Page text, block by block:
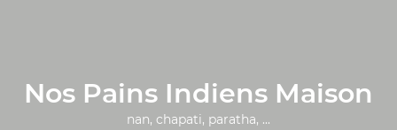
Nos Pains Indiens Maison
nan, chapati, paratha, ...